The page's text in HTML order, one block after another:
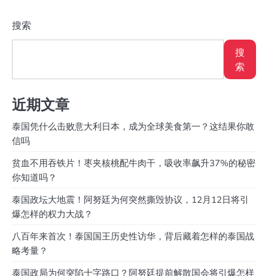
搜索
搜
索
近期文章
泰国凭什么击败意大利日本，成为全球美食第一？这结果你敢
信吗
贫血不用吞铁片！枣夹核桃配牛肉干，吸收率飙升37%的秘密
你知道吗？
泰国政坛大地震！阿努廷为何突然撕毁协议，12月12日将引
爆怎样的权力大战？
八百年来首次！泰国国王历史性访华，背后藏着怎样的泰国战
略考量？
泰国政局为何突陷十字路口？阿努廷提前解散国会将引爆怎样